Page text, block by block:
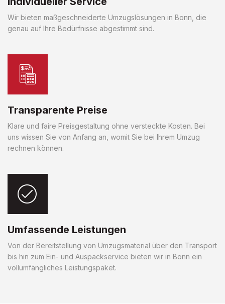
Wir bieten maßgeschneiderte Umzugslösungen in Bonn, die
genau auf Ihre Bedürfnisse abgestimmt sind.
Transparente Preise
Klare und faire Preisgestaltung ohne versteckte Kosten. Bei
uns wissen Sie von Anfang an, womit Sie bei Ihrem Umzug
rechnen können.
Umfassende Leistungen
Von der Bereitstellung von Umzugsmaterial über den Transport
bis hin zum Ein- und Auspackservice bieten wir in Bonn ein
vollumfängliches Leistungspaket.